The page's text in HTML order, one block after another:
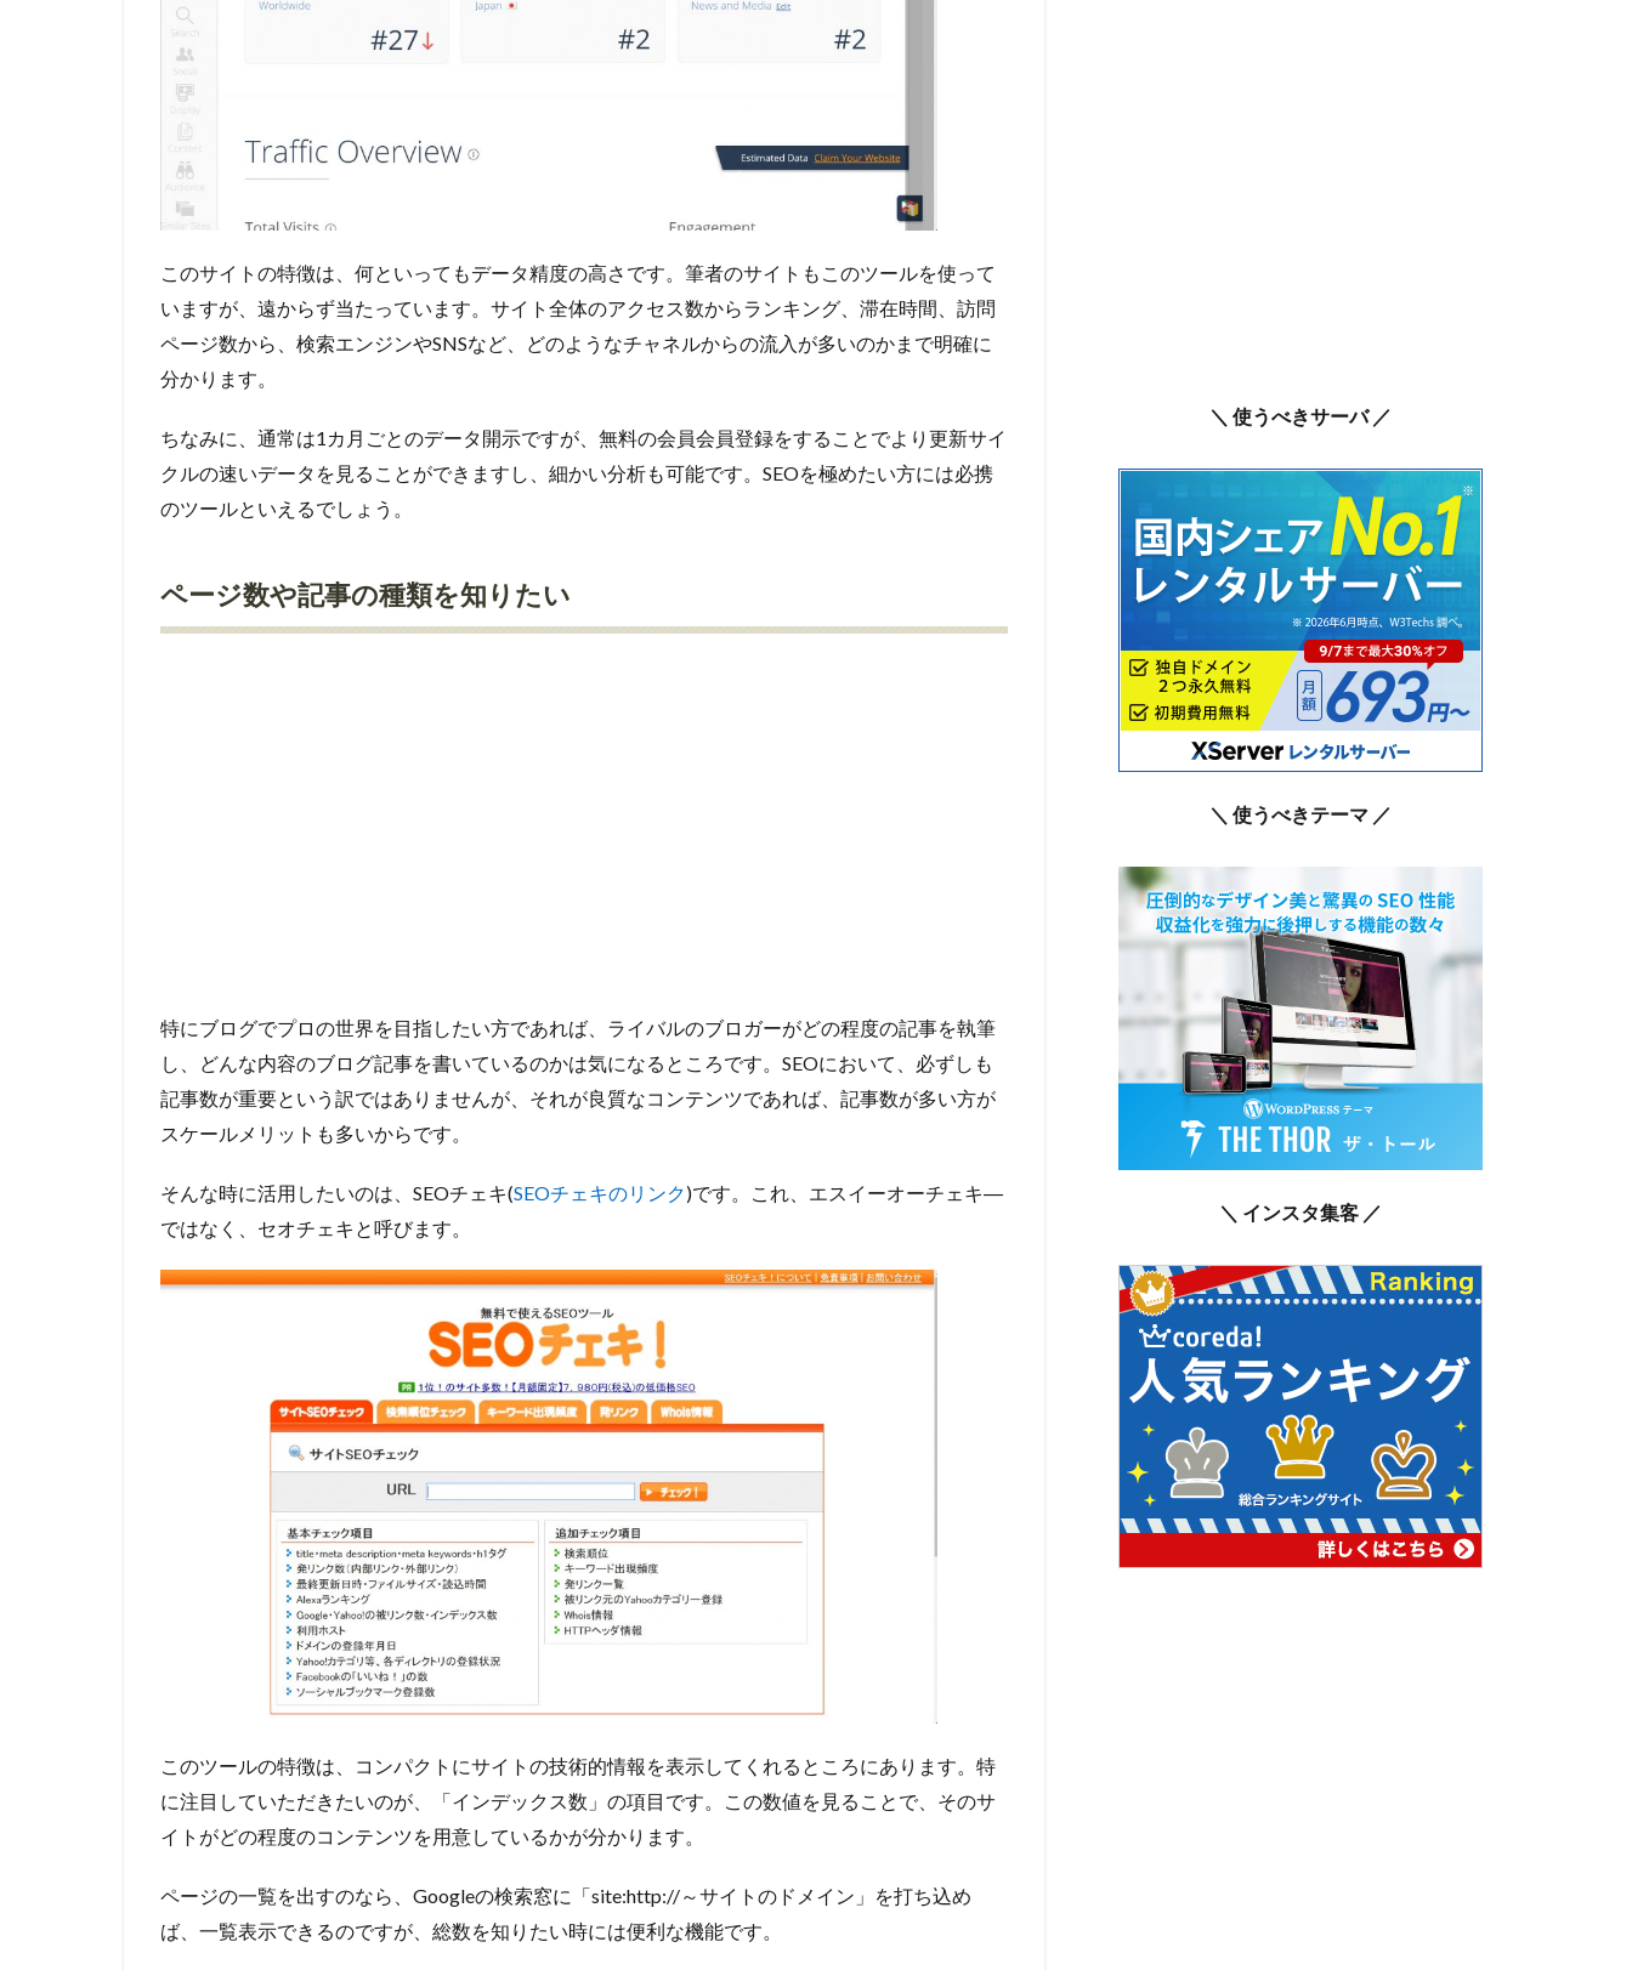
このサイトの特徴は、何といってもデータ精度の高さです。筆者のサイトもこのツールを使って
いますが、遠からず当たっています。サイト全体のアクセス数からランキング、滞在時間、訪問
ページ数から、検索エンジンやSNSなど、どのようなチャネルからの流入が多いのかまで明確に
分かります。
ちなみに、通常は1カ月ごとのデータ開示ですが、無料の会員会員登録をすることでより更新サイ
クルの速いデータを見ることができますし、細かい分析も可能です。SEOを極めたい方には必携
のツールといえるでしょう。
ページ数や記事の種類を知りたい
特にブログでプロの世界を目指したい方であれば、ライバルのブロガーがどの程度の記事を執筆
し、どんな内容のブログ記事を書いているのかは気になるところです。SEOにおいて、必ずしも
記事数が重要という訳ではありませんが、それが良質なコンテンツであれば、記事数が多い方が
スケールメリットも多いからです。
そんな時に活用したいのは、SEOチェキ(SEOチェキのリンク)です。これ、エスイーオーチェキ―
ではなく、セオチェキと呼びます。
このツールの特徴は、コンパクトにサイトの技術的情報を表示してくれるところにあります。特
に注目していただきたいのが、「インデックス数」の項目です。この数値を見ることで、そのサ
イトがどの程度のコンテンツを用意しているかが分かります。
ページの一覧を出すのなら、Googleの検索窓に「site:http://～サイトのドメイン」を打ち込め
ば、一覧表示できるのですが、総数を知りたい時には便利な機能です。
＼ 使うべきサーバ ／
＼ 使うべきテーマ ／
＼ インスタ集客 ／